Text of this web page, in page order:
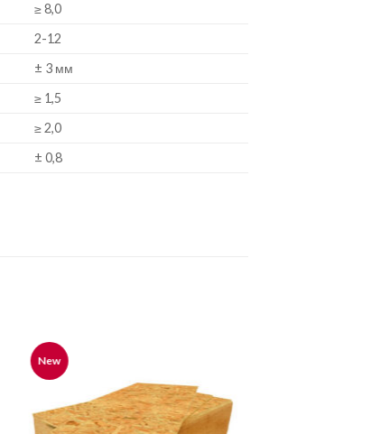
≥ 8,0
2-12
± 3 мм
≥ 1,5
≥ 2,0
± 0,8
New